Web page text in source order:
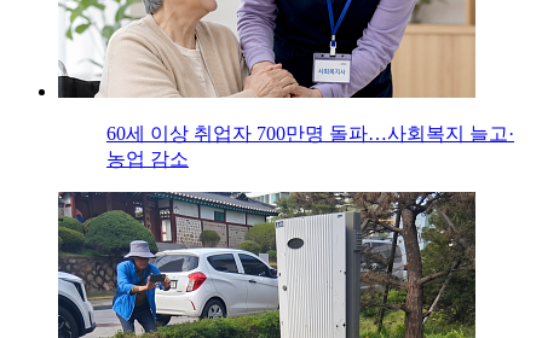
60세 이상 취업자 700만명 돌파…사회복지 늘고·
농업 감소